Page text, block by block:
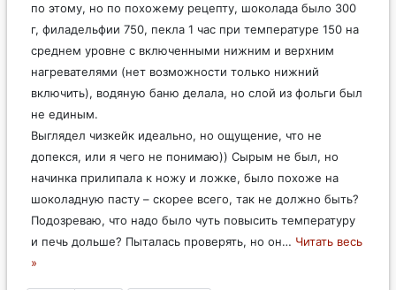
по этому, но по похожему рецепту, шоколада было 300
г, филадельфии 750, пекла 1 час при температуре 150 на
среднем уровне с включенными нижним и верхним
нагревателями (нет возможности только нижний
включить), водяную баню делала, но слой из фольги был
не единым.
Выглядел чизкейк идеально, но ощущение, что не
допекся, или я чего не понимаю)) Сырым не был, но
начинка прилипала к ножу и ложке, было похоже на
шоколадную пасту – скорее всего, так не должно быть?
Подозреваю, что надо было чуть повысить температуру
и печь дольше? Пыталась проверять, но он… Читать весь
»